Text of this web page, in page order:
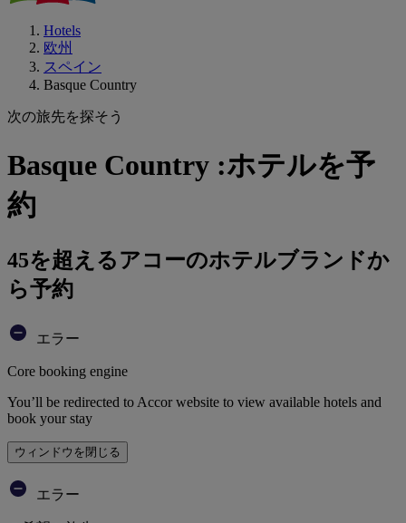
Hotels
欧州
スペイン
Basque Country
次の旅先を探そう
Basque Country :ホテルを予
約
45を超えるアコーのホテルブランドか
ら予約
エラー
Core booking engine
You’ll be redirected to Accor website to view available hotels and
book your stay
ウィンドウを閉じる
エラー